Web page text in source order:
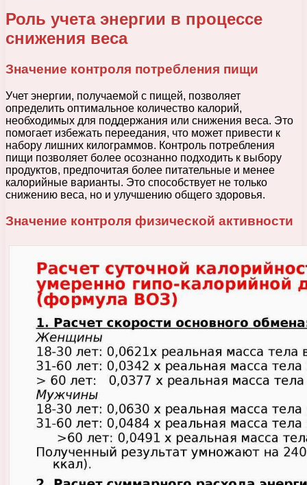
Роль учета энергии в процессе
снижения веса
Значение контроля потребления пищи
Учет энергии, получаемой с пищей, позволяет
определить оптимальное количество калорий,
необходимых для поддержания или снижения веса. Это
помогает избежать переедания, что может привести к
набору лишних килограммов. Контроль потребления
пищи позволяет более осознанно подходить к выбору
продуктов, предпочитая более питательные и менее
калорийные варианты. Это способствует не только
снижению веса, но и улучшению общего здоровья.
Значение контроля физической активности